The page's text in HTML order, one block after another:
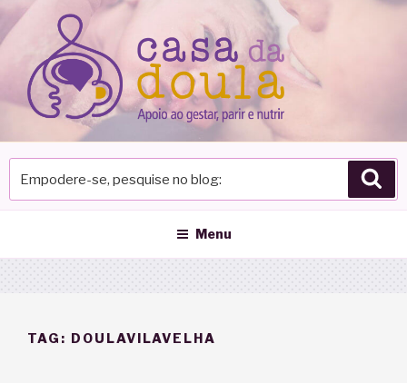
Pular
para
conteúdo
pesquise
blog
Menu
TAG: DOULAVILAVELHA